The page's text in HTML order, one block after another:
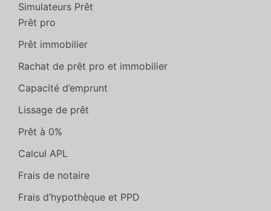
Simulateurs Prêt
Prêt pro
Prêt immobilier
Rachat de prêt pro et immobilier
Capacité d’emprunt
Lissage de prêt
Prêt à 0%
Calcul APL
Frais de notaire
Frais d’hypothèque et PPD